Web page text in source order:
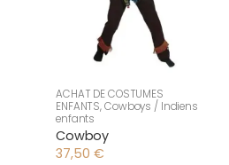
ACHAT DE COSTUMES
ENFANTS,Cowboys / Indiens
enfants
Cowboy
37,50 €